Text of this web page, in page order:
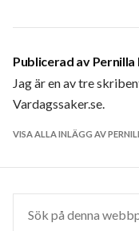
Publicerad av Pernilla
Jag är en av tre
Vardagssaker.se.
VISA ALLA INLÄGG AV
efter: